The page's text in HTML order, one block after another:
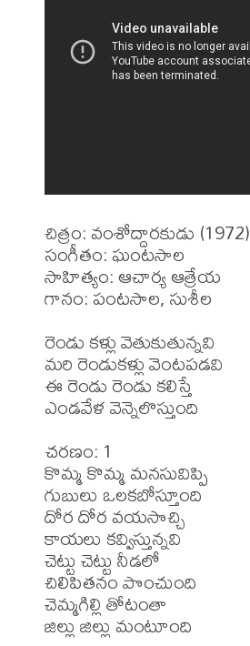
చిత్రం: వంశోద్దారకుడు (1972)
సంగీతం: ఘంటసాల
సాహిత్యం: ఆచార్య ఆత్రేయ
గానం: పంటసాల, సుశీల
రెండు కళ్లు వెతుకుతున్నవి
మరి రెండుకళ్లు వెంటపడవి
ఈ రెండు రెండు కలిస్తే
ఎండవేళ వెన్నెలొస్తుంది
చరణం: 1
కొమ్మ కొమ్మ మనసువిప్పి
గుబులు ఒలకబోస్తూంది
దోర దోర వయసొచ్చి
కాయలు కవ్విస్తున్నవి
చెట్టు చెట్టు నీడలో
చిలిపితనం పొంచుంది
చెమ్మగిల్లి తోటంతా
జిల్లు జిల్లు మంటూంది